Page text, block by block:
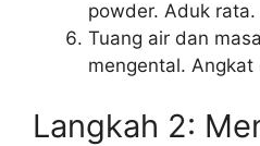
powder. Aduk rata.
Tuang air dan
mengental. Angkat
Langkah 2: